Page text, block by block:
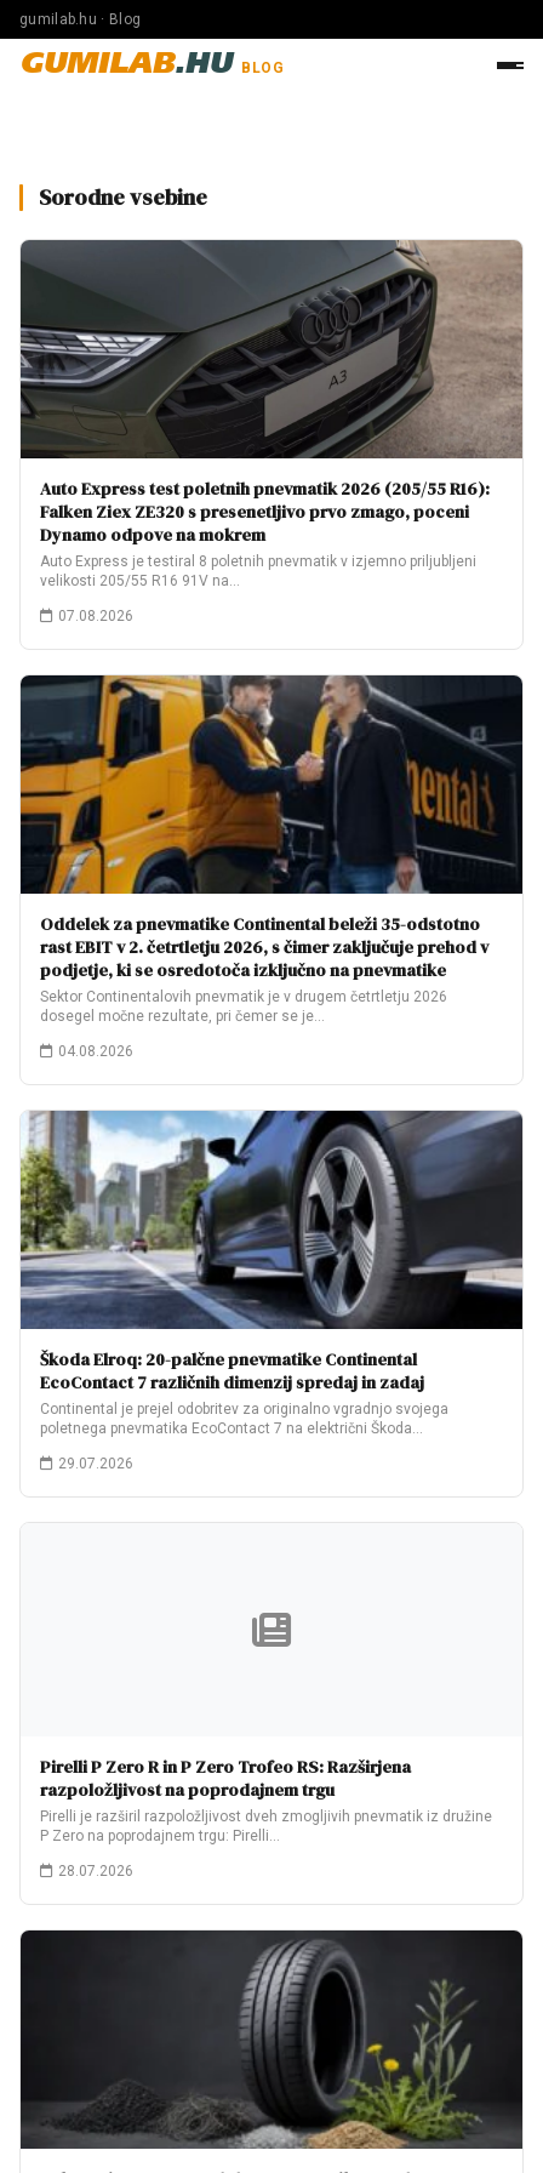
gumilab.hu · Blog
GUMILAB.HU BLOG
Sorodne vsebine
Auto Express test poletnih pnevmatik 2026 (205/55 R16):
Falken Ziex ZE320 s presenetljivo prvo zmago, poceni
Dynamo odpove na mokrem
Auto Express je testiral 8 poletnih pnevmatik v izjemno priljubljeni
velikosti 205/55 R16 91V na…
07.08.2026
Oddelek za pnevmatike Continental beleži 35-odstotno
rast EBIT v 2. četrtletju 2026, s čimer zaključuje prehod v
podjetje, ki se osredotoča izključno na pnevmatike
Sektor Continentalovih pnevmatik je v drugem četrtletju 2026
dosegel močne rezultate, pri čemer se je…
04.08.2026
Škoda Elroq: 20-palčne pnevmatike Continental
EcoContact 7 različnih dimenzij spredaj in zadaj
Continental je prejel odobritev za originalno vgradnjo svojega
poletnega pnevmatika EcoContact 7 na električni Škoda…
29.07.2026
Pirelli P Zero R in P Zero Trofeo RS: Razširjena
razpoložljivost na poprodajnem trgu
Pirelli je razširil razpoložljivost dveh zmogljivih pnevmatik iz družine
P Zero na poprodajnem trgu: Pirelli…
28.07.2026